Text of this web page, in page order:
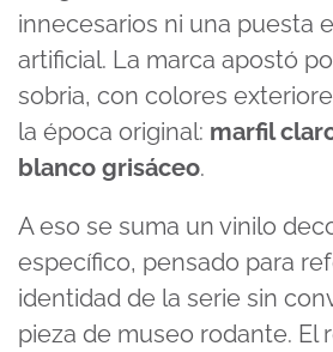
innecesarios ni una puesta
artificial. La marca apostó
sobria, con colores
la época original: marfil
blanco grisáceo.
A eso se suma un vinilo
específico, pensado para
identidad de la serie sin
pieza de museo rodante. El